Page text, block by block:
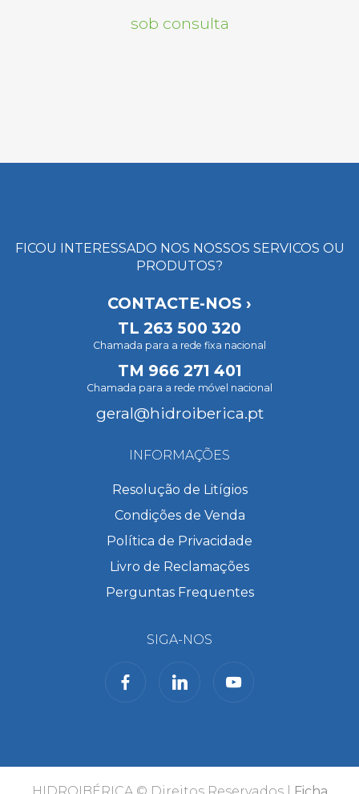
sob consulta
FICOU INTERESSADO NOS NOSSOS SERVICOS OU
PRODUTOS?
CONTACTE-NOS ›
TL 263 500 320
Chamada para a rede fixa nacional
TM 966 271 401
Chamada para a rede móvel nacional
geral@hidroiberica.pt
INFORMAÇÕES
Resolução de Litígios
Condições de Venda
Política de Privacidade
Livro de Reclamações
Perguntas Frequentes
SIGA-NOS